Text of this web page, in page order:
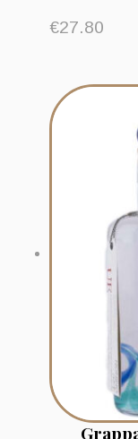
€27.80